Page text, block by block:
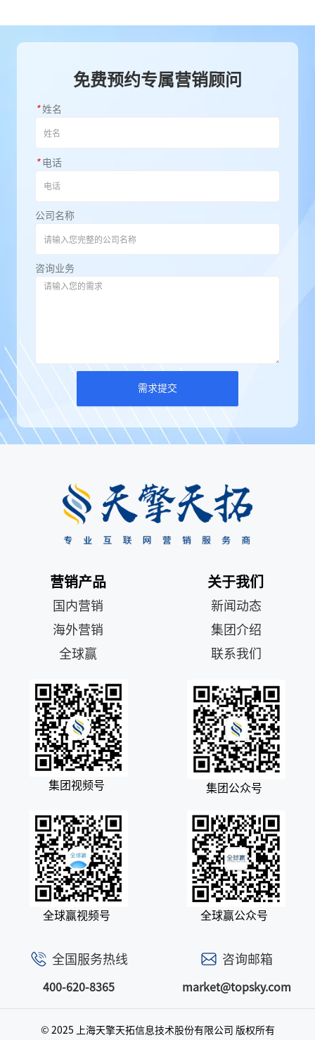
免费预约专属营销顾问
*姓名
*电话
公司名称
咨询业务
需求提交
营销产品
国内营销
海外营销
全球赢
关于我们
新闻动态
集团介绍
联系我们
集团视频号 集团公众号
全球赢视频号 全球赢公众号
全国服务热线
400-620-8365
咨询邮箱
market@topsky.com
© 2025 上海天擎天拓信息技术股份有限公司 版权所有